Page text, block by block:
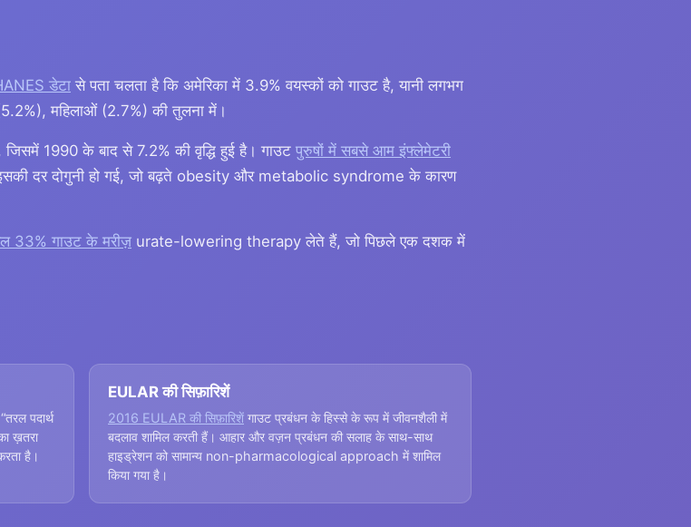
डेटा से पता चलता है कि अमेरिका में 3.9% वयस्कों को गाउट है, यानी लगभग
महिलाओं (2.7%) की तुलना में।
1990 के बाद से 7.2% की वृद्धि हुई है। गाउट पुरुषों में सबसे आम इंफ्लेमेटरी
दर दोगुनी हो गई, जो बढ़ते obesity और metabolic syndrome के कारण
33% गाउट के मरीज़ urate-lowering therapy लेते हैं, जो पिछले एक दशक में
पदार्थ
ख़तरा
है।
EULAR की सिफ़ारिशें
2016 EULAR की सिफ़ारिशें गाउट प्रबंधन के हिस्से के रूप में जीवनशैली में
बदलाव शामिल करती हैं। आहार और वज़न प्रबंधन की सलाह के साथ-साथ
हाइड्रेशन को सामान्य non-pharmacological approach में शामिल
किया गया है।